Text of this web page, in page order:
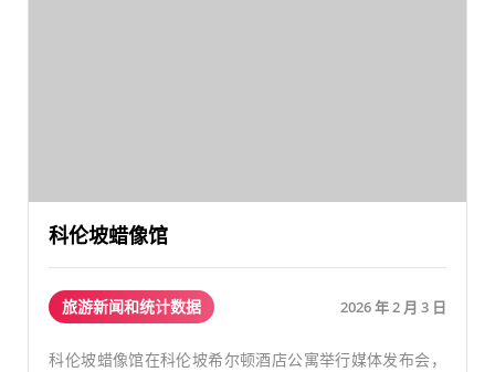
科伦坡蜡像馆
旅游新闻和统计数据 2026 年 2 月 3 日
科伦坡蜡像馆在科伦坡希尔顿酒店公寓举行媒体发布会，